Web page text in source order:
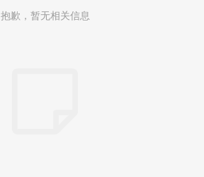
抱歉，暂无相关信息